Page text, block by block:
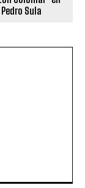
Sula